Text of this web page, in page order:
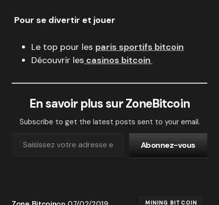
Pour se divertir et jouer
Le top pour les paris sportifs bitcoin
Découvrir les casinos bitcoin
En savoir plus sur ZoneBitcoin
Subscribe to get the latest posts sent to your email.
Abonnez-vous
MINING BITCOIN